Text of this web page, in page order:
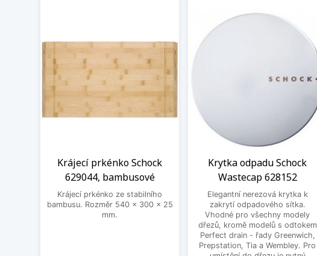
Krájecí prkénko Schock
629044, bambusové
Krájecí prkénko ze stabilního
bambusu. Rozměr 540 x 300 x 25
mm.
Krytka odpadu Schock
Wastecap 628152
Elegantní nerezová krytka k
zakrytí odpadového sítka.
Vhodné pro všechny modely
dřezů, kromě modelů s odtokem
Perfect drain - řady Greenwich,
Prepstation, Tia a Wembley. Pro